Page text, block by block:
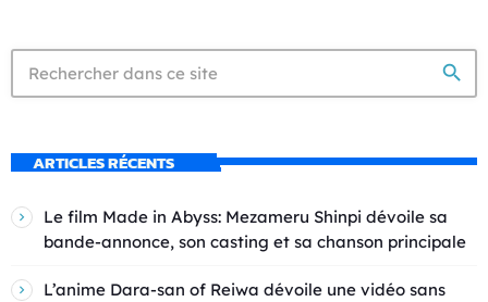
search
ARTICLES RÉCENTS
Le film Made in Abyss: Mezameru Shinpi dévoile sa
bande-annonce, son casting et sa chanson principale
L’anime Dara-san of Reiwa dévoile une vidéo sans